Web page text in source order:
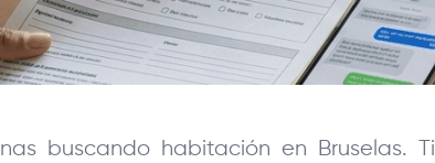
buscando habitación en Bruselas.